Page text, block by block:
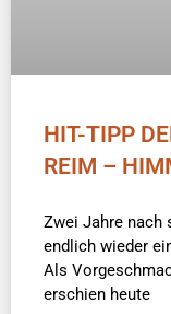
HIT-TIPP
REIM –
Zwei Jahre nach
endlich wieder
Als
erschien heute